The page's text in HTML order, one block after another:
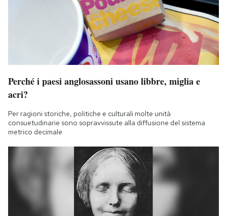
Perché i paesi anglosassoni usano libbre, miglia e
acri?
Per ragioni storiche, politiche e culturali molte unità
consuetudinarie sono sopravvissute alla diffusione del sistema
metrico decimale